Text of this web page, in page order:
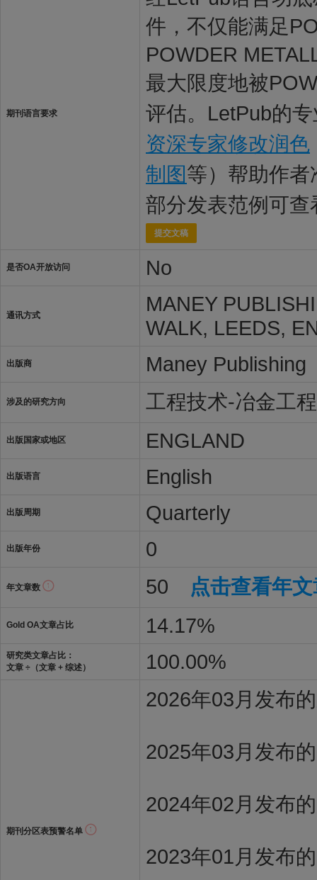
期刊语言要求
件，不仅能满足
POWDER
最大限度地被
评估。LetPub的
资深专家修改润色
制图等）帮助作
部分发表范例可查
提交文稿
是否OA开放访问 No
通讯方式
MANEY
WALK, LEEDS,
出版商 Maney Publishing
涉及的研究方向 工程技术-冶金工程
出版国家或地区 ENGLAND
出版语言 English
出版周期 Quarterly
出版年份 0
年文章数 50 点击查看年
Gold OA文章占比 14.17%
研究类文章占比：
文章 ÷（文章 + 综述）
100.00%
期刊分区表预警名单
2026年03月发布
2025年03月发布
2024年02月发布
2023年01月发布